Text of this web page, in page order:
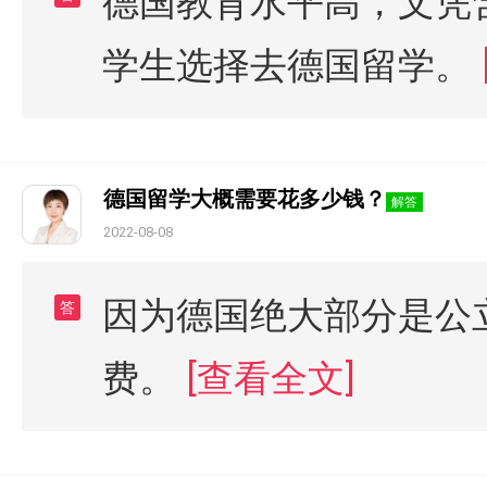
学生选择去德国留学。
德国留学大概需要花多少钱？ 解答
2022-08-08
答
因为德国绝大部分是
费。
[查看全文]